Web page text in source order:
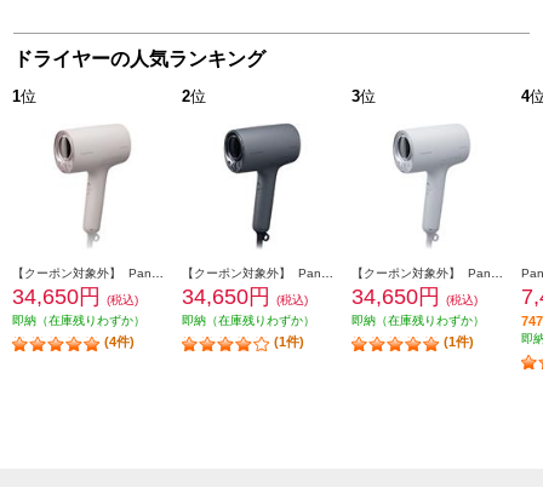
ドライヤーの人気ランキング
1位
34,650円
(税込)
即納（在庫残りわずか）
(4件)
2位
34,650円
(税込)
即納（在庫残りわずか）
(1件)
3位
34,650円
(税込)
即納（在庫残りわずか）
(1件)
4
即